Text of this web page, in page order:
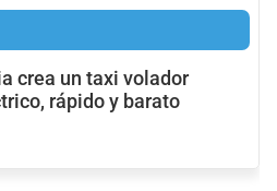
crea un taxi volador
rápido y barato